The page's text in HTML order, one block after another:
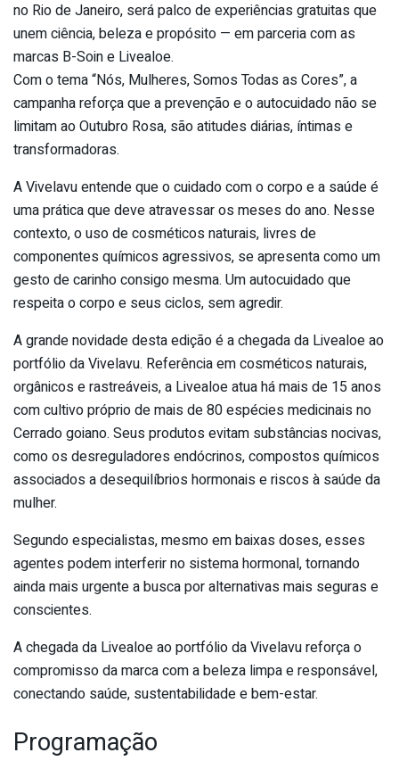
no Rio de Janeiro, será palco de experiências gratuitas que
unem ciência, beleza e propósito — em parceria com as
marcas B-Soin e Livealoe.
Com o tema “Nós, Mulheres, Somos Todas as Cores”, a
campanha reforça que a prevenção e o autocuidado não se
limitam ao Outubro Rosa, são atitudes diárias, íntimas e
transformadoras.
A Vivelavu entende que o cuidado com o corpo e a saúde é
uma prática que deve atravessar os meses do ano. Nesse
contexto, o uso de cosméticos naturais, livres de
componentes químicos agressivos, se apresenta como um
gesto de carinho consigo mesma. Um autocuidado que
respeita o corpo e seus ciclos, sem agredir.
A grande novidade desta edição é a chegada da Livealoe ao
portfólio da Vivelavu. Referência em cosméticos naturais,
orgânicos e rastreáveis, a Livealoe atua há mais de 15 anos
com cultivo próprio de mais de 80 espécies medicinais no
Cerrado goiano. Seus produtos evitam substâncias nocivas,
como os desreguladores endócrinos, compostos químicos
associados a desequilíbrios hormonais e riscos à saúde da
mulher.
Segundo especialistas, mesmo em baixas doses, esses
agentes podem interferir no sistema hormonal, tornando
ainda mais urgente a busca por alternativas mais seguras e
conscientes.
A chegada da Livealoe ao portfólio da Vivelavu reforça o
compromisso da marca com a beleza limpa e responsável,
conectando saúde, sustentabilidade e bem-estar.
Programação